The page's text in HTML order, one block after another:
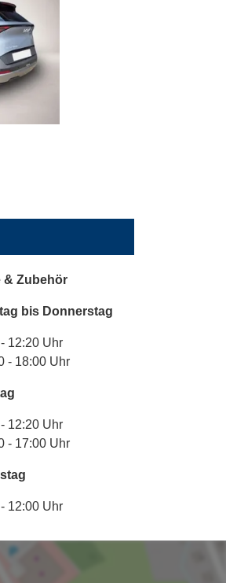
& Zubehör
bis Donnerstag
12:20 Uhr
- 18:00 Uhr
12:20 Uhr
- 17:00 Uhr
12:00 Uhr